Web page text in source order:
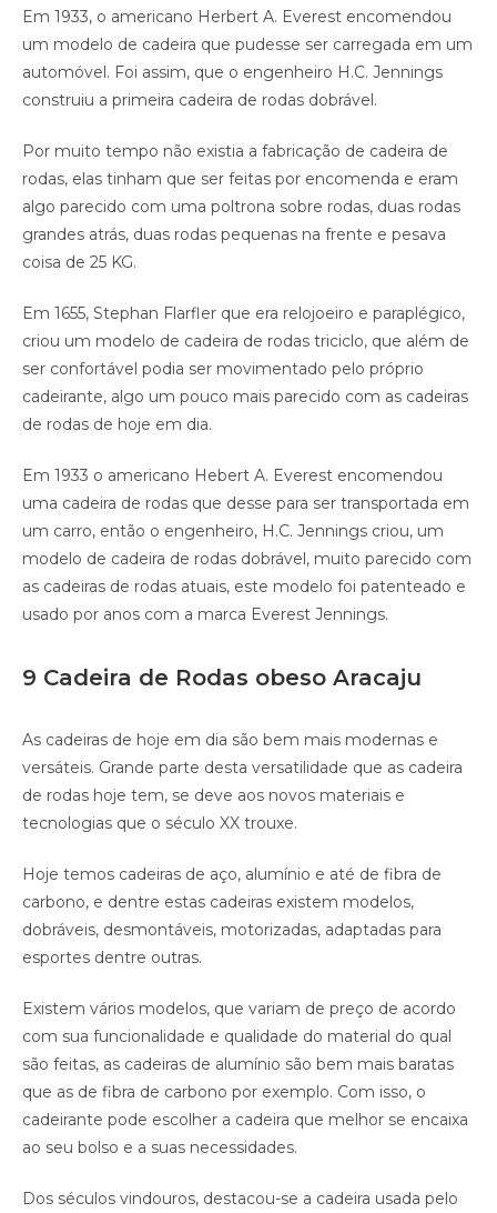
Em 1933, o americano Herbert A. Everest encomendou
um modelo de cadeira que pudesse ser carregada em um
automóvel. Foi assim, que o engenheiro H.C. Jennings
construiu a primeira cadeira de rodas dobrável.
Por muito tempo não existia a fabricação de cadeira de
rodas, elas tinham que ser feitas por encomenda e eram
algo parecido com uma poltrona sobre rodas, duas rodas
grandes atrás, duas rodas pequenas na frente e pesava
coisa de 25 KG.
Em 1655, Stephan Flarfler que era relojoeiro e paraplégico,
criou um modelo de cadeira de rodas triciclo, que além de
ser confortável podia ser movimentado pelo próprio
cadeirante, algo um pouco mais parecido com as cadeiras
de rodas de hoje em dia.
Em 1933 o americano Hebert A. Everest encomendou
uma cadeira de rodas que desse para ser transportada em
um carro, então o engenheiro, H.C. Jennings criou, um
modelo de cadeira de rodas dobrável, muito parecido com
as cadeiras de rodas atuais, este modelo foi patenteado e
usado por anos com a marca Everest Jennings.
9 Cadeira de Rodas obeso Aracaju
As cadeiras de hoje em dia são bem mais modernas e
versáteis. Grande parte desta versatilidade que as cadeira
de rodas hoje tem, se deve aos novos materiais e
tecnologias que o século XX trouxe.
Hoje temos cadeiras de aço, alumínio e até de fibra de
carbono, e dentre estas cadeiras existem modelos,
dobráveis, desmontáveis, motorizadas, adaptadas para
esportes dentre outras.
Existem vários modelos, que variam de preço de acordo
com sua funcionalidade e qualidade do material do qual
são feitas, as cadeiras de alumínio são bem mais baratas
que as de fibra de carbono por exemplo. Com isso, o
cadeirante pode escolher a cadeira que melhor se encaixa
ao seu bolso e a suas necessidades.
Dos séculos vindouros, destacou-se a cadeira usada pelo